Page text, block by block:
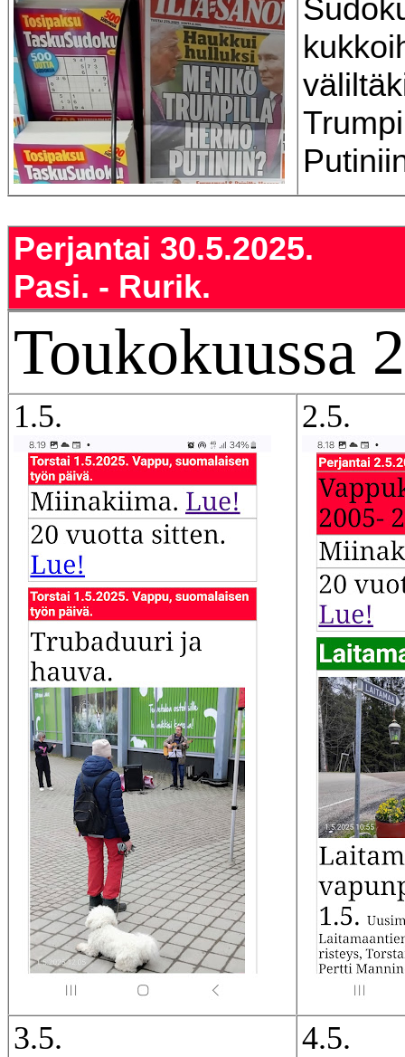
Perjantai 30.5.2025.
Pasi. - Rurik.
Toukokuussa
1.5. 2.5.
3.5. 4.5.